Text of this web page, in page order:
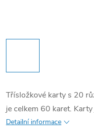
Třísložkové karty s 20
je celkem 60 karet.
Detailní informace